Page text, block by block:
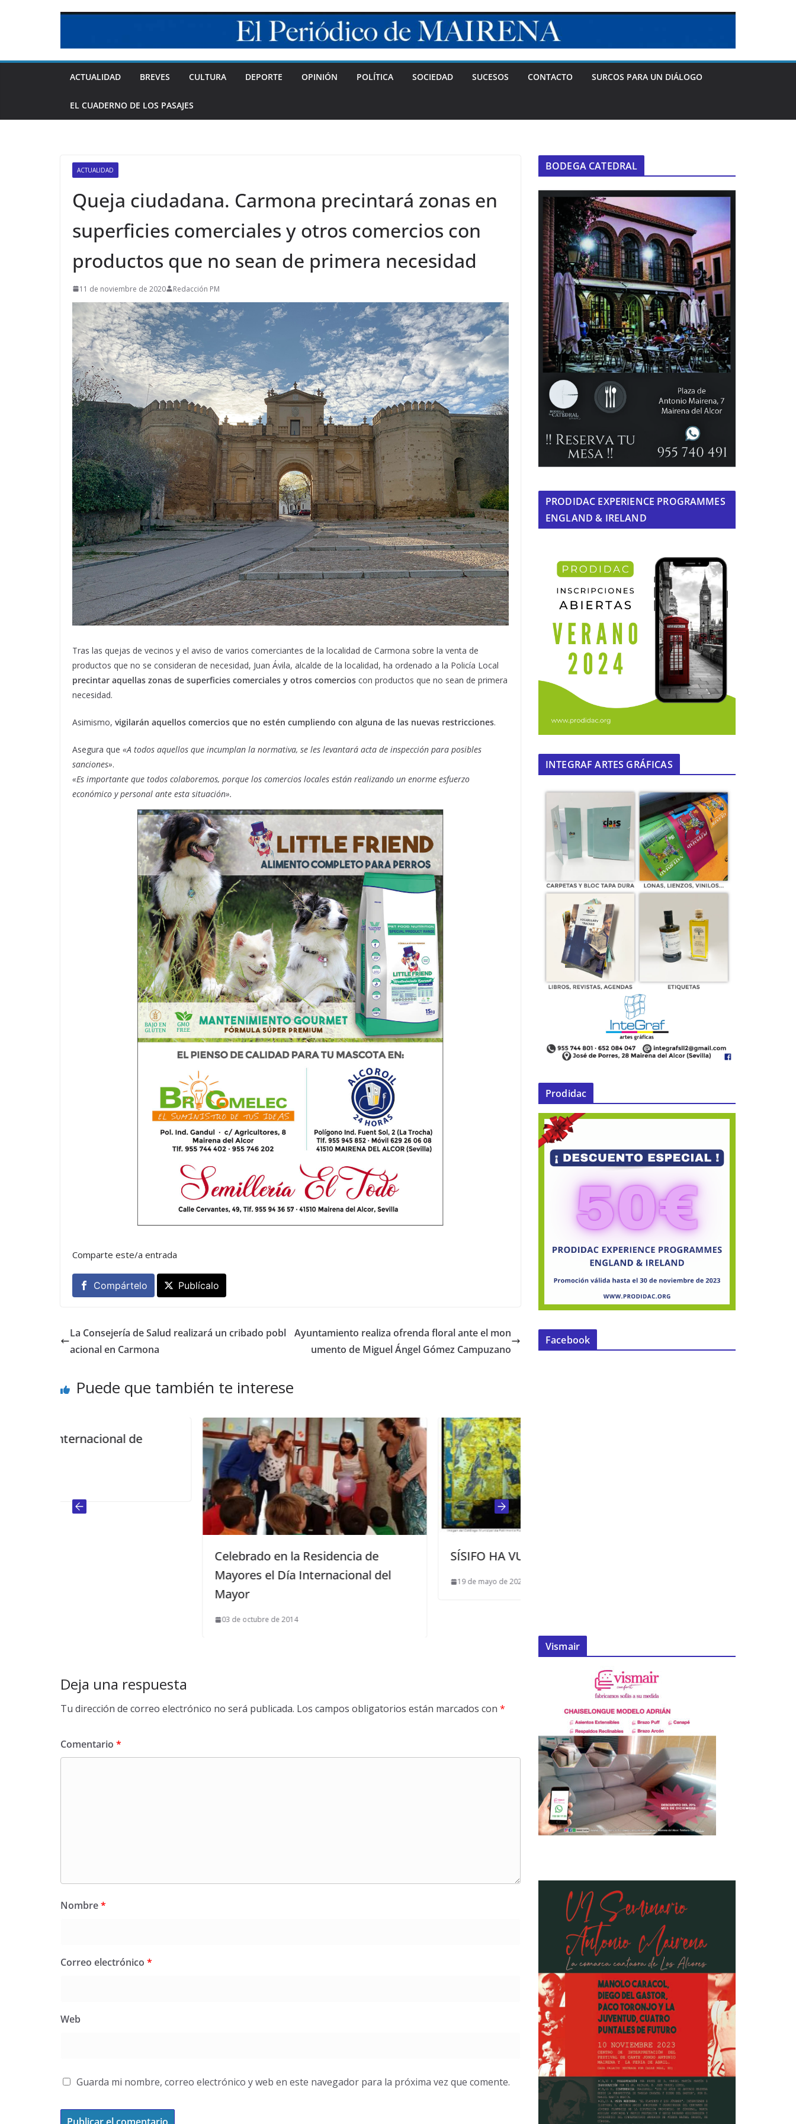
ACTUALIDAD BREVES CULTURA DEPORTE OPINIÓN POLÍTICA SOCIEDAD SUCESOS CONTACTO SURCOS PARA UN DIÁLOGO
EL CUADERNO DE LOS PASAJES
ACTUALIDAD
Queja ciudadana. Carmona precintará zonas en
superficies comerciales y otros comercios con
productos que no sean de primera necesidad
11 de noviembre de 2020 Redacción PM
Tras las quejas de vecinos y el aviso de varios comerciantes de la localidad de Carmona sobre la venta de
productos que no se consideran de necesidad, Juan Ávila, alcalde de la localidad, ha ordenado a la Policía Local
precintar aquellas zonas de superficies comerciales y otros comercios con productos que no sean de primera
necesidad.
Asimismo, vigilarán aquellos comercios que no estén cumpliendo con alguna de las nuevas restricciones.
Asegura que «A todos aquellos que incumplan la normativa, se les levantará acta de inspección para posibles
sanciones».
«Es importante que todos colaboremos, porque los comercios locales están realizando un enorme esfuerzo
económico y personal ante esta situación».
Comparte este/a entrada
Compártelo Publícalo
La Consejería de Salud realizará un cribado pobl
acional en Carmona
Ayuntamiento realiza ofrenda floral ante el mon
umento de Miguel Ángel Gómez Campuzano
Puede que también te interese
Celebrado en la Residencia de
Mayores el Día Internacional del
SÍSIFO HA VUELTO
19 de mayo de 2023
Deja una respuesta
Tu dirección de correo electrónico no será publicada. Los campos obligatorios están marcados con *
Comentario *
Nombre*
Correo electrónico *
Web
Guarda mi nombre, correo electrónico y web en este navegador para la próxima vez que comente.
BODEGA CATEDRAL
PRODIDAC EXPERIENCE PROGRAMMES
ENGLAND & IRELAND
INTEGRAF ARTES GRÁFICAS
Prodidac
Facebook
Vismair